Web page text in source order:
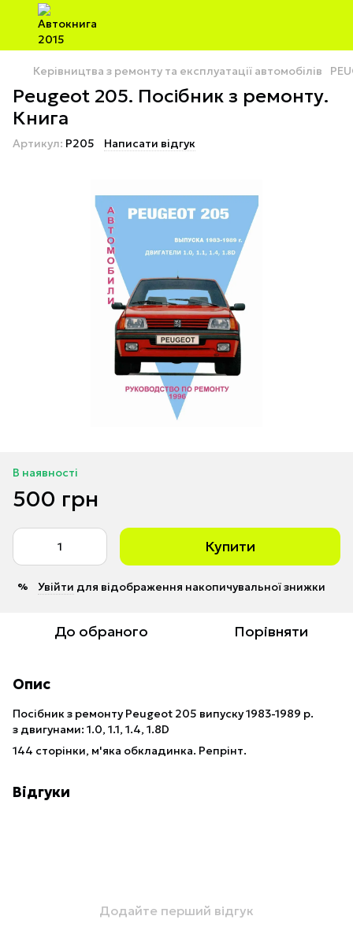
Керівництва з ремонту та експлуатації автомобілів
Peugeot 205. Посібник з ремонту.
Книга
Артикул: P205 Написати відгук
В наявності
500 грн
Купити
% Увійти для відображення накопичувальної знижки
До обраного Порівняти
Опис
Посібник з ремонту Peugeot 205 випуску 1983-1989 р.
з двигунами: 1.0, 1.1, 1.4, 1.8D
144 сторінки, м'яка обкладинка. Репрінт.
Відгуки
Додайте перший відгук